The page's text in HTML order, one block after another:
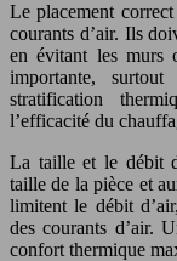
Le placement
courants d’air. Ils
en évitant les murs
importante,
stratification
l’efficacité du
La taille et le débit
taille de la pièce et
limitent le débit
des courants d’air.
confort thermique